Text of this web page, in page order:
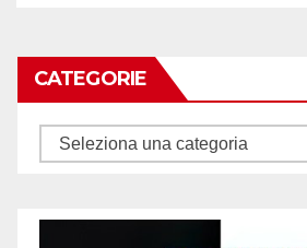
CATEGORIE
Categorie